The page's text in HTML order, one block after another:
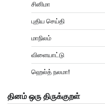
சினிமா
புதிய செய்தி
மாநிலம்
விளையாட்டு
ஹெல்த் நலமா!
தினம் ஒரு திருக்குறள்